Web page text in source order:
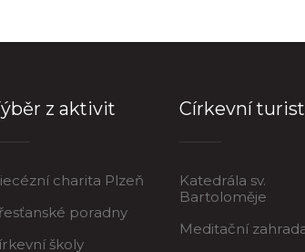
z aktivit
charita Plzeň
poradny
školy
Církevní
Katedrála sv.
Bartoloměje
Meditační